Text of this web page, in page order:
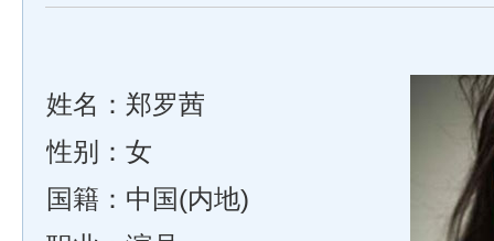
姓名：郑罗茜
性别：女
国籍：中国(内地)